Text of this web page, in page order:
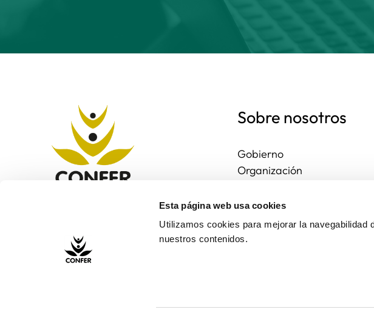
Esta página web usa cookies
Utilizamos cookies para mejorar la
nuestros contenidos.
Sobre nosotros
Gobierno
Organización
Entornos seguros
Contacto